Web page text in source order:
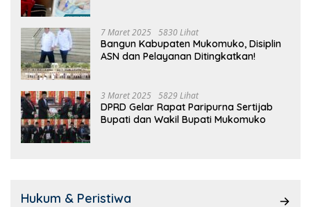
7 Maret 2025 5830 Lihat
Bangun Kabupaten Mukomuko, Disiplin
ASN dan Pelayanan Ditingkatkan!
3 Maret 2025 5829 Lihat
DPRD Gelar Rapat Paripurna Sertijab
Bupati dan Wakil Bupati Mukomuko
Hukum & Peristiwa